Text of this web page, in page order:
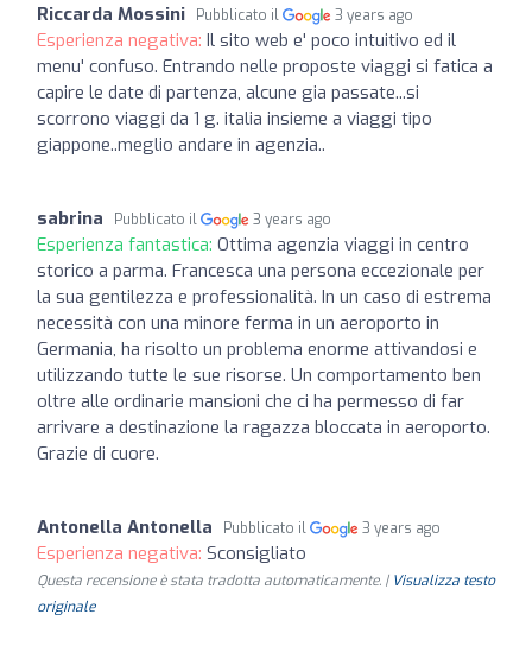
Riccarda Mossini Pubblicato il 3 years ago
Esperienza negativa: Il sito web e' poco intuitivo ed il
menu' confuso. Entrando nelle proposte viaggi si fatica a
capire le date di partenza, alcune gia passate...si
scorrono viaggi da 1 g. italia insieme a viaggi tipo
giappone..meglio andare in agenzia..
sabrina Pubblicato il 3 years ago
Esperienza fantastica: Ottima agenzia viaggi in centro
storico a parma. Francesca una persona eccezionale per
la sua gentilezza e professionalità. In un caso di estrema
necessità con una minore ferma in un aeroporto in
Germania, ha risolto un problema enorme attivandosi e
utilizzando tutte le sue risorse. Un comportamento ben
oltre alle ordinarie mansioni che ci ha permesso di far
arrivare a destinazione la ragazza bloccata in aeroporto.
Grazie di cuore.
Antonella Antonella Pubblicato il 3 years ago
Esperienza negativa: Sconsigliato
Questa recensione è stata tradotta automaticamente. | Visualizza testo
originale